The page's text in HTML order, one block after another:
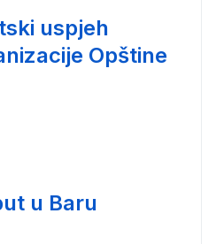
uspjeh
Opštine
u Baru